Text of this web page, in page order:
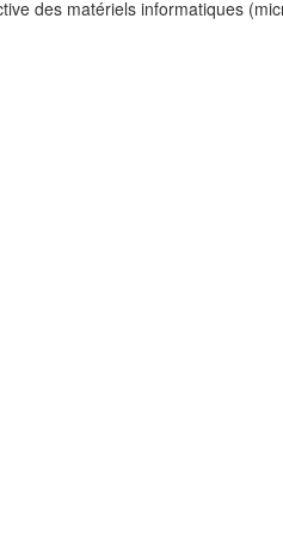
des matériels informatiques